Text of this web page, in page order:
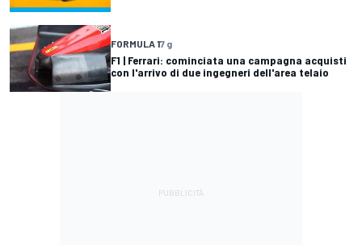
FORMULA 17 g
F1 | Ferrari: cominciata una campagna acquisti
con l'arrivo di due ingegneri dell'area telaio